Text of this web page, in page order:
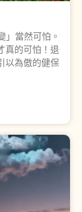
」當然可怕。
真的可怕！退
以為傲的健保